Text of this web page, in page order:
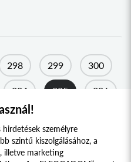
298 299 300
304 305 306
személyre
szintű kiszolgálásához, a
illetve marketing